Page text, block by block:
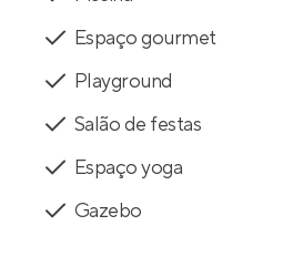
Espaço gourmet
Playground
Salão de festas
Espaço yoga
Gazebo